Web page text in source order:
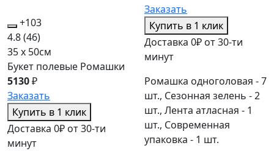
+103
4.8(46)
35 x 50см
Букет полевые Ромашки
5130₽
Заказать
Купить в 1 клик
Доставка 0₽ от 30-ти
минут
Заказать
Купить в 1 клик
Доставка 0₽ от 30-ти
минут
Ромашка одноголовая - 7
шт., Сезонная зелень - 2
шт., Лента атласная - 1
шт., Современная
упаковка - 1 шт.